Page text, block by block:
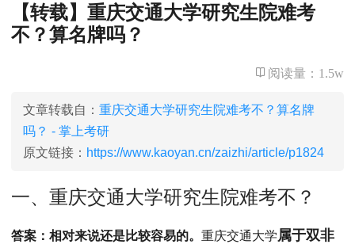
MEM工程管理
院校库 考试报名 招生政策
MPA公共管理
院校库 考试报名
MPAcc会计专硕
院校库 考试报名 招生政策 学制学费
报名流程
【转载】重庆交通大学研究生院难考
不？算名牌吗？
阅读量： 1.5w
文章转载自： 重庆交通大学研究生院难考不？算名牌
吗？ - 掌上考研
原文链接： https://www.kaoyan.cn/zaizhi/article/p1824
一、重庆交通大学研究生院难考不？
答案：相对来说还是比较容易的。重庆交通大学属于双非